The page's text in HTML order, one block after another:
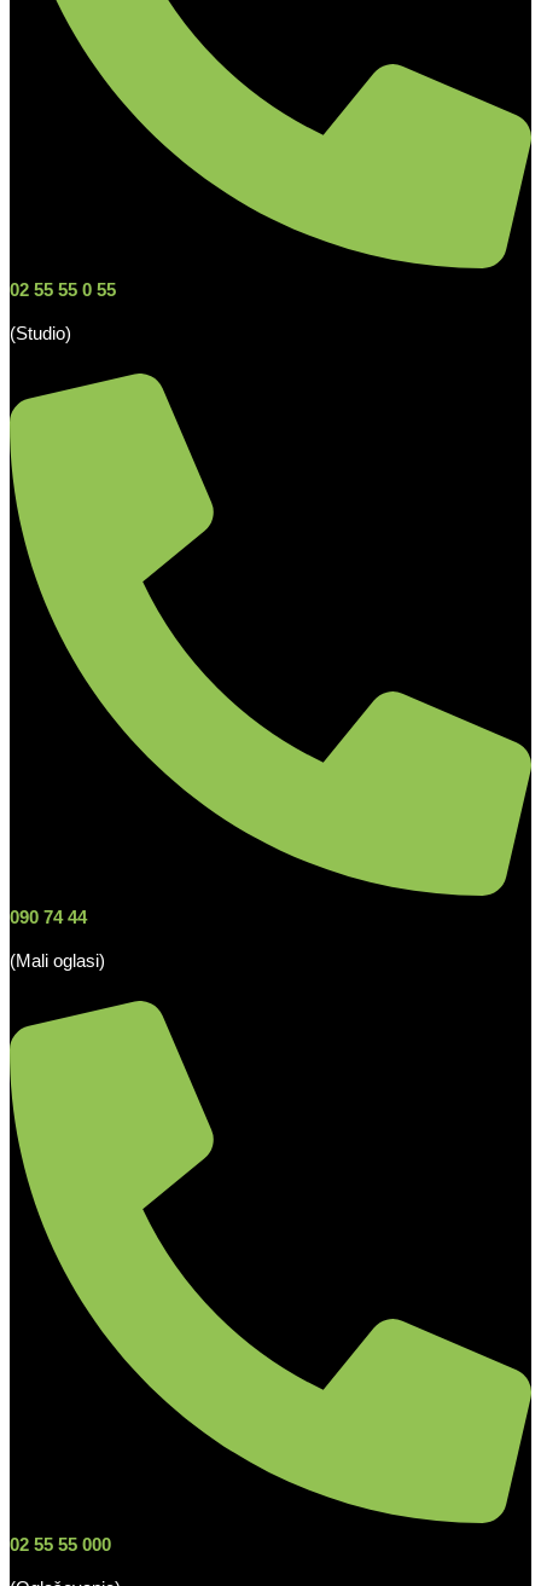
02 55 55 0 55
(Studio)
090 74 44
(Mali oglasi)
02 55 55 000